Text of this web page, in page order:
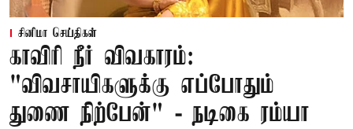
சினிமா செய்திகள்
காவிரி நீர் விவகாரம்:
"விவசாயிகளுக்கு எப்போதும்
துணை நிற்பேன்" - நடிகை ரம்யா